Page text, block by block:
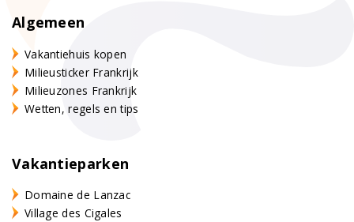
Algemeen
Vakantiehuis kopen
Milieusticker Frankrijk
Milieuzones Frankrijk
Wetten, regels en tips
Vakantieparken
Domaine de Lanzac
Village des Cigales